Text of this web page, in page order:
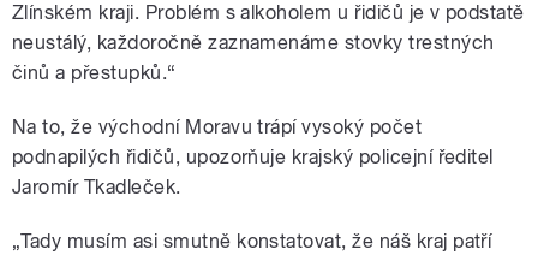
Zlínském kraji. Problém s alkoholem u řidičů je v podstatě
neustálý, každoročně zaznamenáme stovky trestných
činů a přestupků.“
Na to, že východní Moravu trápí vysoký počet
podnapilých řidičů, upozorňuje krajský policejní ředitel
Jaromír Tkadleček.
„Tady musím asi smutně konstatovat, že náš kraj patří